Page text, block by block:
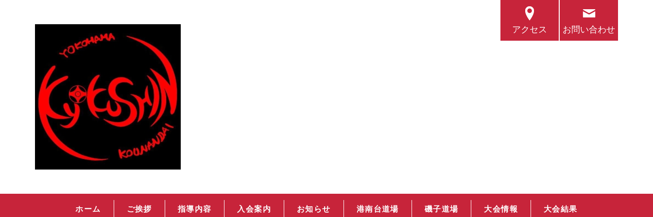
アクセス お問い合わせ
ホーム ご挨拶 指導内容 入会案内 お知らせ 港南台道場 磯子道場 大会情報 大会結果